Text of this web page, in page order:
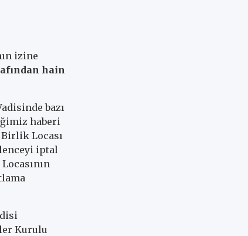
izine
hain
bazı
haberi
Locası
iptal
Kurulu